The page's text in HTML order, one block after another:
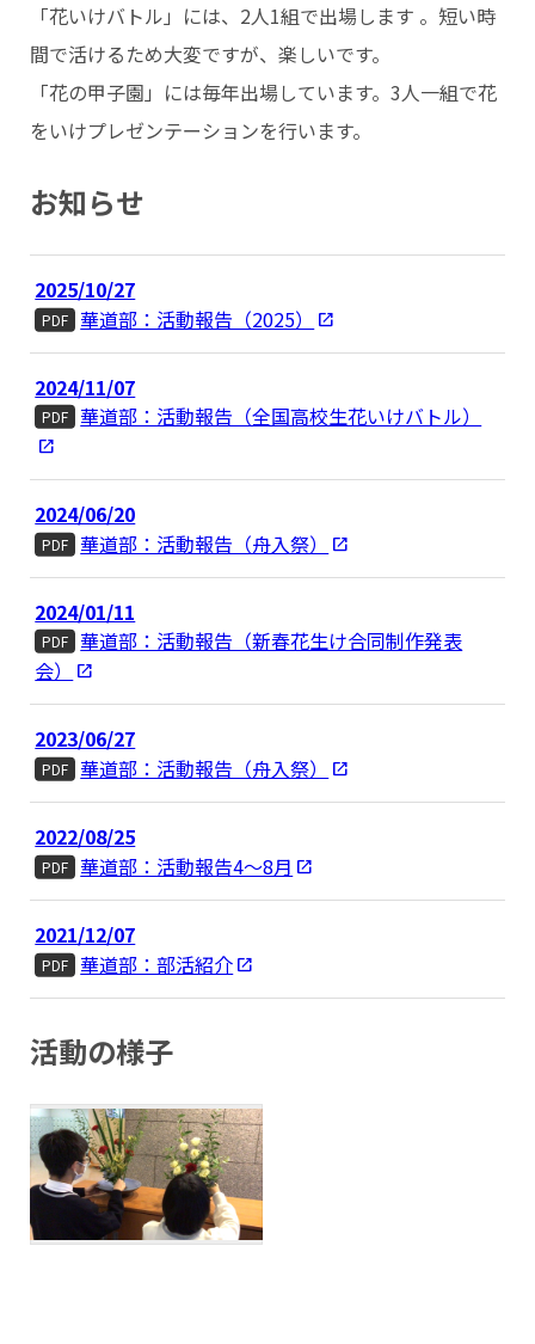
「花いけバトル」には、2人1組で出場します 。短い時
間で活けるため大変ですが、楽しいです。
「花の甲子園」には毎年出場しています。3人一組で花
をいけプレゼンテーションを行います。
お知らせ
2025/10/27
PDF 華道部：活動報告（2025）
2024/11/07
PDF 華道部：活動報告（全国高校生花いけバトル）
2024/06/20
PDF 華道部：活動報告（舟入祭）
2024/01/11
PDF
華道部：活動報告（新春花生け合同制作発表
会）
2023/06/27
PDF 華道部：活動報告（舟入祭）
2022/08/25
PDF 華道部：活動報告4～8月
2021/12/07
PDF 華道部：部活紹介
活動の様子